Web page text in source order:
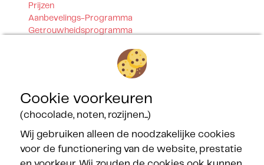
Prijzen
Aanbevelings-Programma
Getrouwheidsprogramma
Onze certificeringen
Onze partners
Cookie voorkeuren
(chocolade, noten, rozijnen...)
Wij gebruiken alleen de noodzakelijke cookies
voor de functionering van de website, prestatie